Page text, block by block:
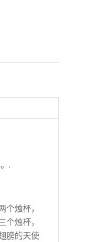
.
烛杯，
烛杯，
膀的天使